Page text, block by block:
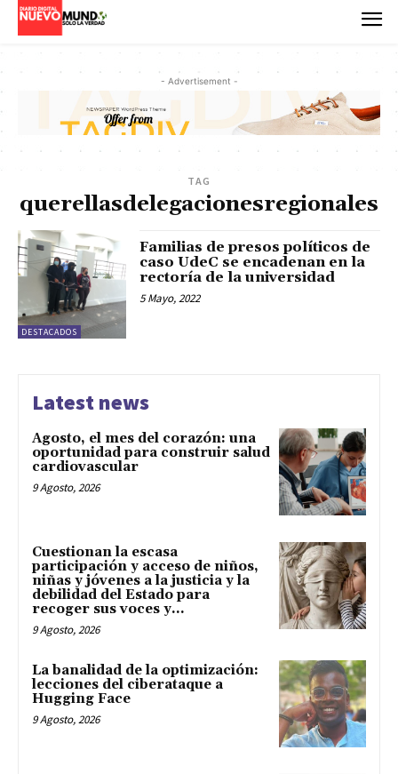
- Advertisement -
TAG
querellasdelegacionesregionales
DESTACADOS
Familias de presos políticos de
caso UdeC se encadenan en la
rectoría de la universidad
5 Mayo, 2022
Latest news
Agosto, el mes del corazón: una
oportunidad para construir salud
cardiovascular
9 Agosto, 2026
Cuestionan la escasa
participación y acceso de niños,
niñas y jóvenes a la justicia y la
debilidad del Estado para
recoger sus voces y...
9 Agosto, 2026
La banalidad de la optimización:
lecciones del ciberataque a
Hugging Face
9 Agosto, 2026